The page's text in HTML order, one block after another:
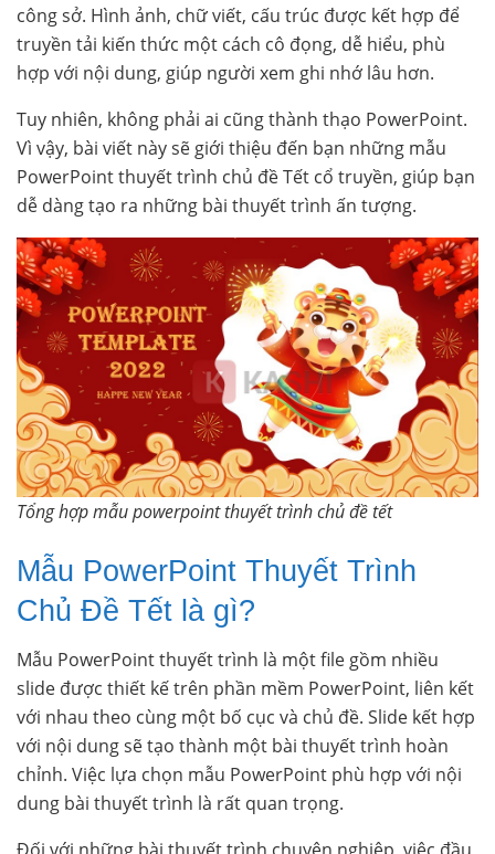
công sở. Hình ảnh, chữ viết, cấu trúc được kết hợp để
truyền tải kiến thức một cách cô đọng, dễ hiểu, phù
hợp với nội dung, giúp người xem ghi nhớ lâu hơn.
Tuy nhiên, không phải ai cũng thành thạo PowerPoint.
Vì vậy, bài viết này sẽ giới thiệu đến bạn những mẫu
PowerPoint thuyết trình chủ đề Tết cổ truyền, giúp bạn
dễ dàng tạo ra những bài thuyết trình ấn tượng.
Tổng hợp mẫu powerpoint thuyết trình chủ đề tết
Mẫu PowerPoint Thuyết Trình
Chủ Đề Tết là gì?
Mẫu PowerPoint thuyết trình là một file gồm nhiều
slide được thiết kế trên phần mềm PowerPoint, liên kết
với nhau theo cùng một bố cục và chủ đề. Slide kết hợp
với nội dung sẽ tạo thành một bài thuyết trình hoàn
chỉnh. Việc lựa chọn mẫu PowerPoint phù hợp với nội
dung bài thuyết trình là rất quan trọng.